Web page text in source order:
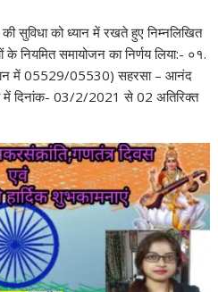
सुविधा को ध्यान में रखते हुए निम्नलिखित
के नियमित समायोजन का निर्णय लिया:- ०१.
में 05529/05530) सहरसा – आनंद
में दिनांक- 03/2/2021 से 02 अतिरिक्त